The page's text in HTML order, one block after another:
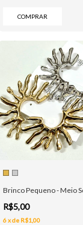
COMPRAR
e Prata
Brinco Pequeno - Meio
R$5,00
6xde R$1,00